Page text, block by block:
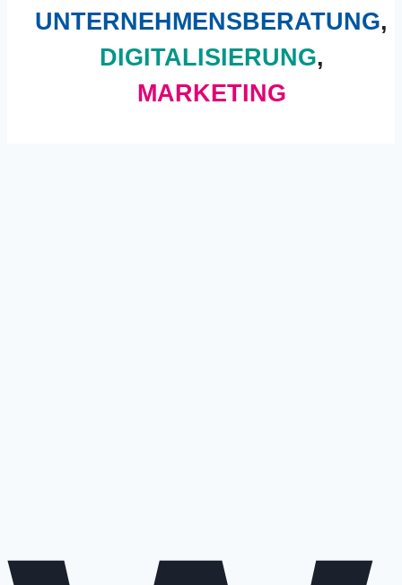
UNTERNEHMENSBERATUNG,
DIGITALISIERUNG,
MARKETING